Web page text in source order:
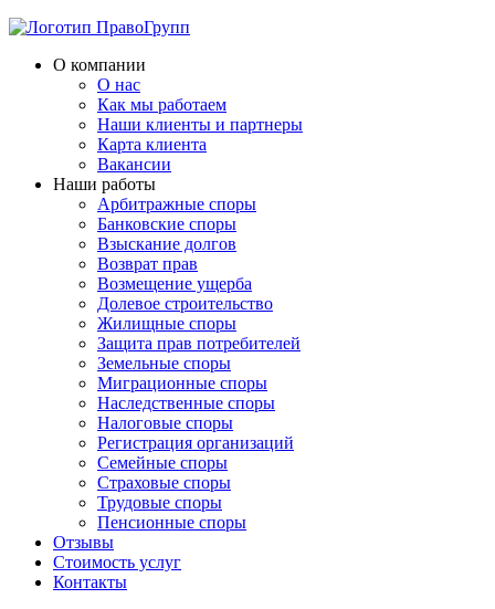
О компании
О нас
Как мы работаем
Наши клиенты и партнеры
Карта клиента
Вакансии
Наши работы
Арбитражные споры
Банковские споры
Взыскание долгов
Возврат прав
Возмещение ущерба
Долевое строительство
Жилищные споры
Защита прав потребителей
Земельные споры
Миграционные споры
Наследственные споры
Налоговые споры
Регистрация организаций
Семейные споры
Страховые споры
Трудовые споры
Пенсионные споры
Отзывы
Стоимость услуг
Контакты